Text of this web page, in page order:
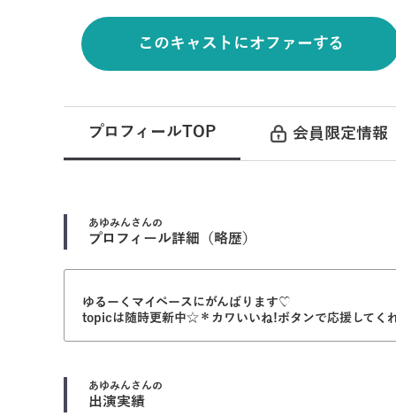
このキャストにオファーする
プロフィールTOP 会員限定情報
あゆみん さんの
プロフィール詳細（略歴）
ゆるーくマイペースにがんばります♡
topicは随時更新中☆＊カワいいね!ボタンで応援して
あゆみん さんの
出演実績